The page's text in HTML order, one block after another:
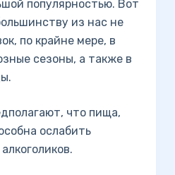
популярностью. Вот
из нас не
по крайне мере, в
сезоны, а также в
что пища,
ослабить